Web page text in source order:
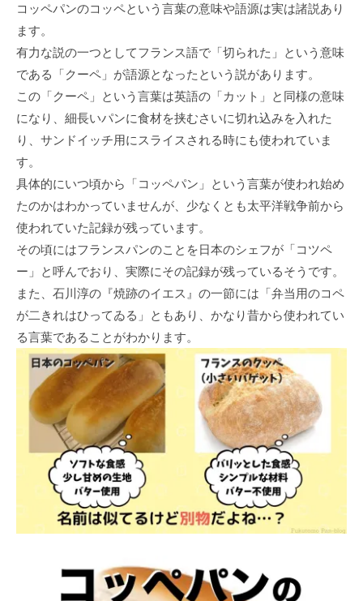
コッペパンのコッペという言葉の意味や語源は実は諸説あり
ます。
有力な説の一つとしてフランス語で「切られた」という意味
である「クーペ」が語源となったという説があります。
この「クーペ」という言葉は英語の「カット」と同様の意味
になり、細長いパンに食材を挟むさいに切れ込みを入れた
り、サンドイッチ用にスライスされる時にも使われていま
す。
具体的にいつ頃から「コッペパン」という言葉が使われ始め
たのかはわかっていませんが、少なくとも太平洋戦争前から
使われていた記録が残っています。
その頃にはフランスパンのことを日本のシェフが「コツペ
ー」と呼んでおり、実際にその記録が残っているそうです。
また、石川淳の『焼跡のイエス』の一節には「弁当用のコペ
が二きれはひってゐる」ともあり、かなり昔から使われてい
る言葉であることがわかります。